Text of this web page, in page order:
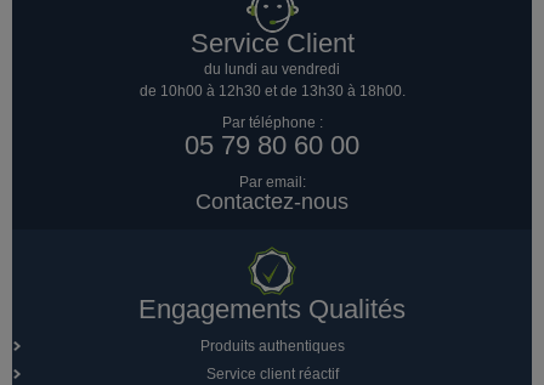
Service Client
du lundi au vendredi
de 10h00 à 12h30 et de 13h30 à 18h00.
Par téléphone :
05 79 80 60 00
Par email:
Contactez-nous
Engagements Qualités
Produits authentiques
Service client réactif